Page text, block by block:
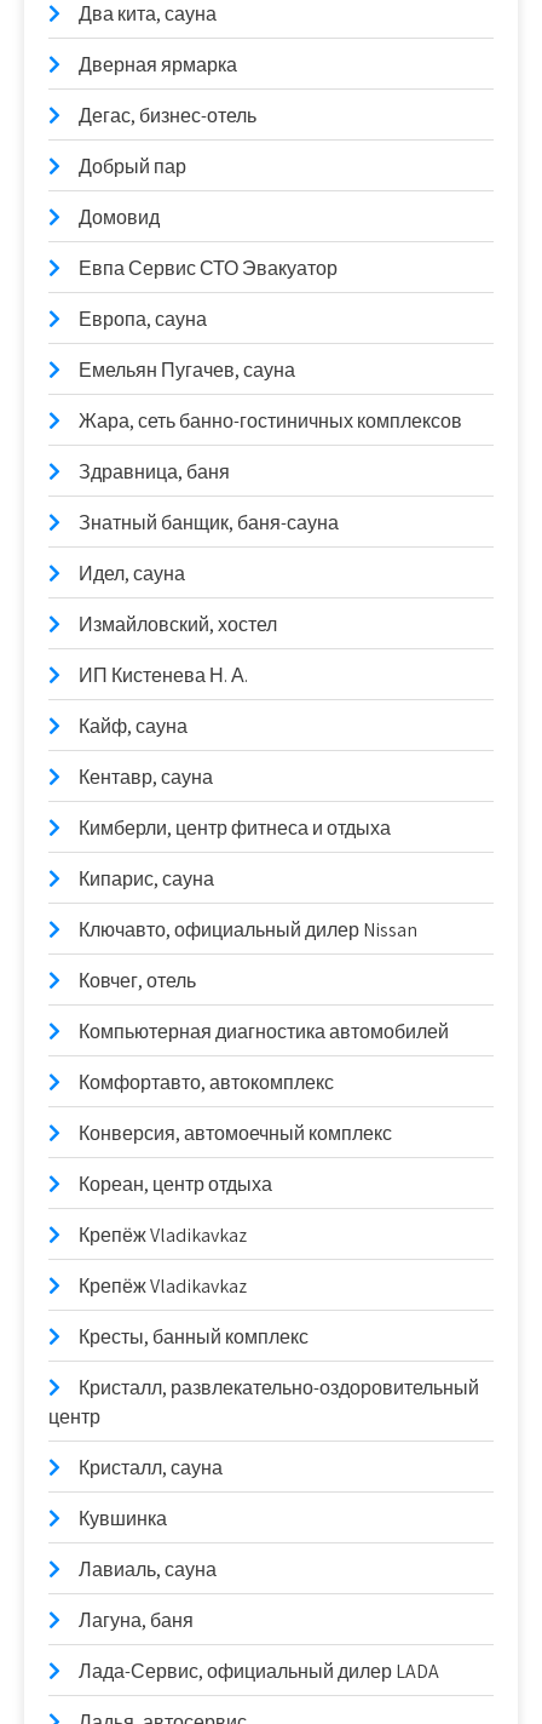
Два кита, сауна
Дверная ярмарка
Дегас, бизнес-отель
Добрый пар
Домовид
Евпа Сервис СТО Эвакуатор
Европа, сауна
Емельян Пугачев, сауна
Жара, сеть банно-гостиничных комплексов
Здравница, баня
Знатный банщик, баня-сауна
Идел, сауна
Измайловский, хостел
ИП Кистенева Н. А.
Кайф, сауна
Кентавр, сауна
Кимберли, центр фитнеса и отдыха
Кипарис, сауна
Ключавто, официальный дилер Nissan
Ковчег, отель
Компьютерная диагностика автомобилей
Комфортавто, автокомплекс
Конверсия, автомоечный комплекс
Кореан, центр отдыха
Крепёж Vladikavkaz
Крепёж Vladikavkaz
Кресты, банный комплекс
Кристалл, развлекательно-оздоровительный
центр
Кристалл, сауна
Кувшинка
Лавиаль, сауна
Лагуна, баня
Лада-Сервис, официальный дилер LADA